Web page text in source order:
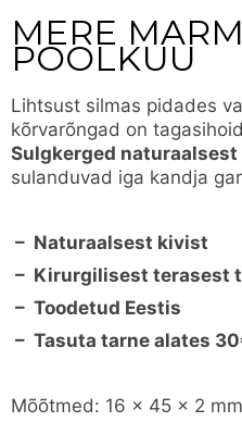
MERE
POOLKUU
Lihtsust silmas pidades
kõrvarõngad on
Sulgkerged
sulanduvad iga kandja
– Naturaalsest kivist
– Kirurgilisest terasest
– Toodetud Eestis
– Tasuta tarne alates
Mõõtmed: 16 x 45 x 2 mm